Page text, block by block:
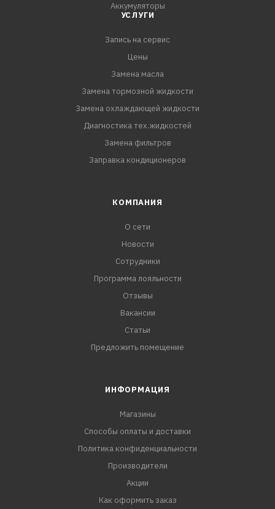
Аккумуляторы
УСЛУГИ
Запись на сервис
Цены
Замена масла
Замена тормозной жидкости
Замена охлаждающей жидкости
Диагностика тех.жидкостей
Замена фильтров
Заправка кондиционеров
КОМПАНИЯ
О сети
Новости
Сотрудники
Программа лояльности
Отзывы
Вакансии
Статьи
Предложить помещение
ИНФОРМАЦИЯ
Магазины
Способы оплаты и доставки
Политика конфиденциальности
Производители
Акции
Как оформить заказ